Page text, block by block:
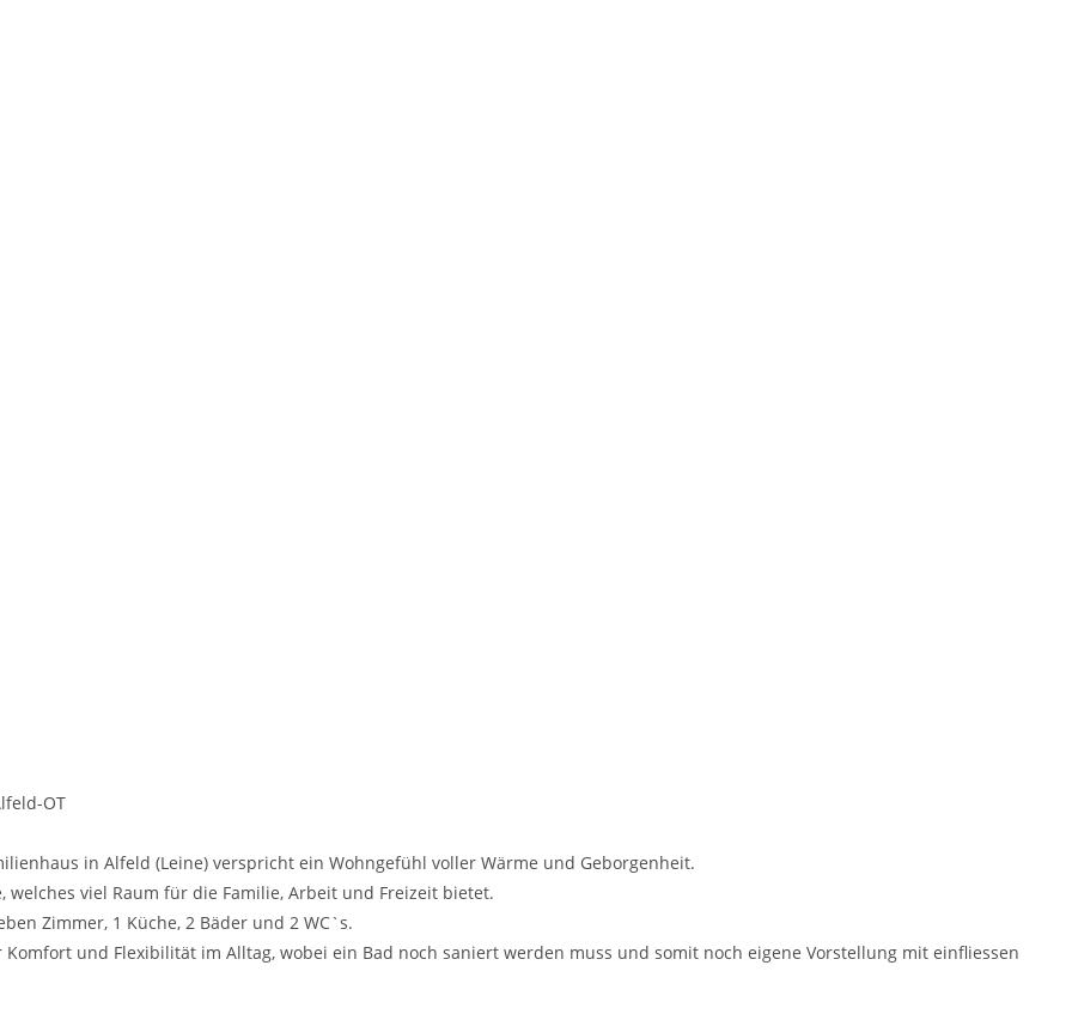
OT
in Alfeld (Leine) verspricht ein Wohngefühl voller Wärme und Geborgenheit.
viel Raum für die Familie, Arbeit und Freizeit bietet.
Zimmer, 1 Küche, 2 Bäder und 2 WC`s.
und Flexibilität im Alltag, wobei ein Bad noch saniert werden muss und somit noch eigene Vorstellung mit einfliessen